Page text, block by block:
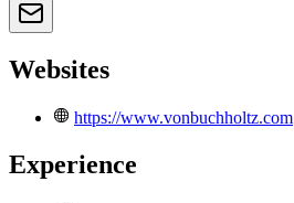
Websites
https://www.vonbuchholtz.com
Experience